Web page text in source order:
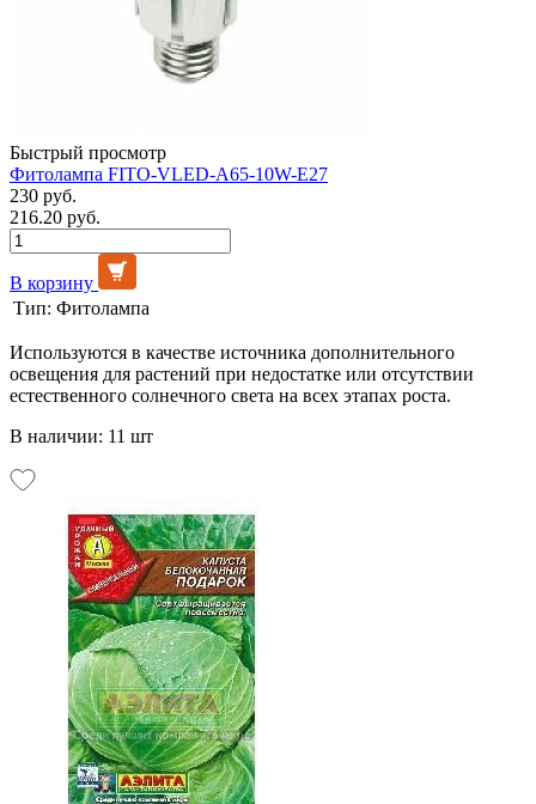
Быстрый просмотр
Фитолампа FITO-VLED-A65-10W-E27
230 руб.
216.20 руб.
В корзину
Тип: Фитолампа
Используются в качестве источника дополнительного
освещения для растений при недостатке или отсутствии
естественного солнечного света на всех этапах роста.
В наличии: 11 шт